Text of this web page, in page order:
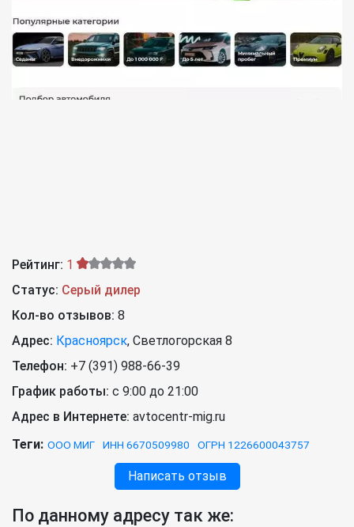
Рейтинг: 1
Статус: Серый дилер
Кол-во отзывов: 8
Адрес: Красноярск, Светлогорская 8
Телефон: +7 (391) 988-66-39
График работы: с 9:00 до 21:00
Адрес в Интернете: avtocentr-mig.ru
Теги: ООО МИГ ИНН 6670509980 ОГРН 1226600043757
Написать отзыв
По данному адресу так же: